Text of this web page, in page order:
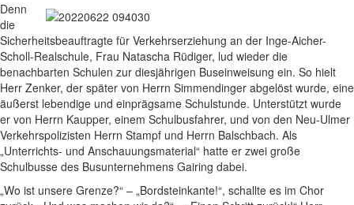
Denn
die
Sicherheitsbeauftragte für Verkehrserziehung an der Inge-Aicher-
Scholl-Realschule, Frau Natascha Rüdiger, lud wieder die
benachbarten Schulen zur diesjährigen Buseinweisung ein. So hielt
Herr Zenker, der später von Herrn Simmendinger abgelöst wurde, eine
äußerst lebendige und einprägsame Schulstunde. Unterstützt wurde
er von Herrn Kaupper, einem Schulbusfahrer, und von den Neu-Ulmer
Verkehrspolizisten Herrn Stampf und Herrn Balschbach. Als
„Unterrichts- und Anschauungsmaterial“ hatte er zwei große
Schulbusse des Busunternehmens Gairing dabei.
„Wo ist unsere Grenze?“ – „Bordsteinkante!“, schallte es im Chor